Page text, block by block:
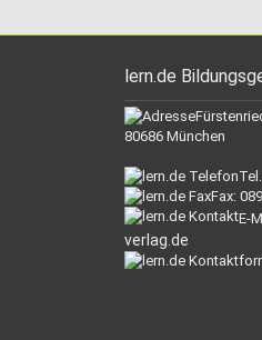
lern.de
80686 München
Fax:
E-
verlag.de